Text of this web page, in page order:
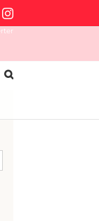
Instagram